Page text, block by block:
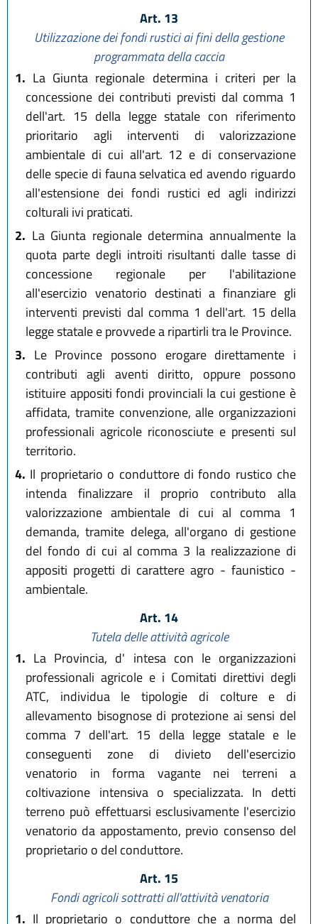
Art. 13
Utilizzazione dei fondi rustici ai fini della gestione
programmata della caccia
1. La Giunta regionale determina i criteri per la
concessione dei contributi previsti dal comma 1
dell'art. 15 della legge statale con riferimento
prioritario agli interventi di valorizzazione
ambientale di cui all'art. 12 e di conservazione
delle specie di fauna selvatica ed avendo riguardo
all'estensione dei fondi rustici ed agli indirizzi
colturali ivi praticati.
2. La Giunta regionale determina annualmente la
quota parte degli introiti risultanti dalle tasse di
concessione regionale per l'abilitazione
all'esercizio venatorio destinati a finanziare gli
interventi previsti dal comma 1 dell'art. 15 della
legge statale e provvede a ripartirli tra le Province.
3. Le Province possono erogare direttamente i
contributi agli aventi diritto, oppure possono
istituire appositi fondi provinciali la cui gestione è
affidata, tramite convenzione, alle organizzazioni
professionali agricole riconosciute e presenti sul
territorio.
4. Il proprietario o conduttore di fondo rustico che
intenda finalizzare il proprio contributo alla
valorizzazione ambientale di cui al comma 1
demanda, tramite delega, all'organo di gestione
del fondo di cui al comma 3 la realizzazione di
appositi progetti di carattere agro - faunistico -
ambientale.
Art. 14
Tutela delle attività agricole
1. La Provincia, d' intesa con le organizzazioni
professionali agricole e i Comitati direttivi degli
ATC, individua le tipologie di colture e di
allevamento bisognose di protezione ai sensi del
comma 7 dell'art. 15 della legge statale e le
conseguenti zone di divieto dell'esercizio
venatorio in forma vagante nei terreni a
coltivazione intensiva o specializzata. In detti
terreno può effettuarsi esclusivamente l'esercizio
venatorio da appostamento, previo consenso del
proprietario o del conduttore.
Art. 15
Fondi agricoli sottratti all'attività venatoria
1. Il proprietario o conduttore che a norma del